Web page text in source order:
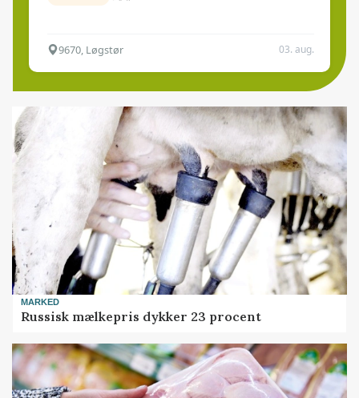
9670, Løgstør 03. aug.
MARKED
Russisk mælkepris dykker 23 procent